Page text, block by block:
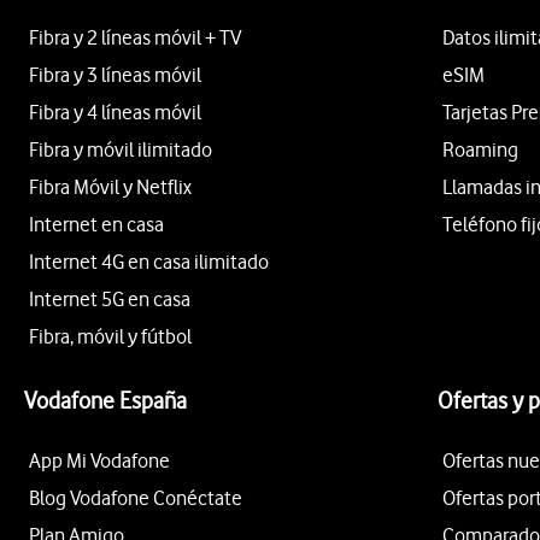
Fibra y 2 líneas móvil + TV
Fibra y 3 líneas móvil
Fibra y 4 líneas móvil
Fibra y móvil ilimitado
Fibra Móvil y Netflix
Internet en casa
Internet 4G en casa ilimitado
Internet 5G en casa
Fibra, móvil y fútbol
Datos
eSIM
Tarjetas
Roaming
Llamadas
Teléfono
Vodafone España
App Mi Vodafone
Blog Vodafone Conéctate
Plan Amigo
Ofertas y
Ofertas
Ofertas